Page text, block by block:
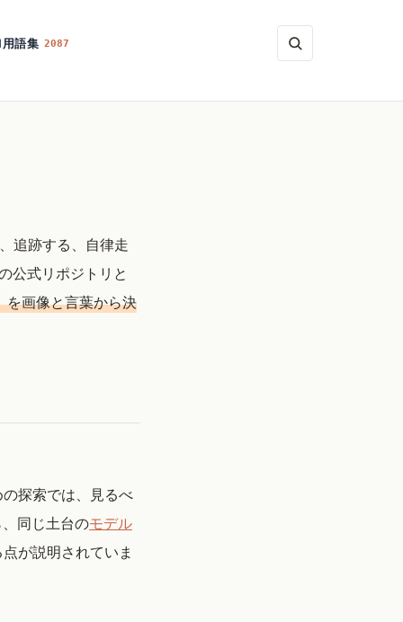
語集 2087
追跡する、自律走
公式リポジトリと
を画像と言葉から決
探索では、見るべ
同じ土台のモデル
が説明されていま